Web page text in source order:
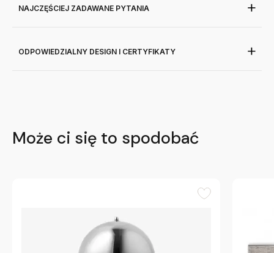
NAJCZĘŚCIEJ ZADAWANE PYTANIA
ODPOWIEDZIALNY DESIGN I CERTYFIKATY
Może ci się to spodobać